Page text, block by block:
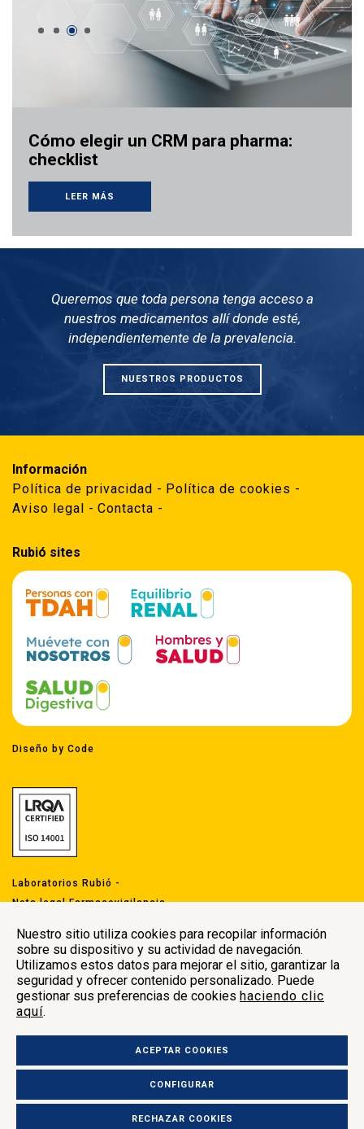
Cómo elegir un CRM para pharma:
checklist
LEER MÁS
Nuestro sitio utiliza cookies para recopilar información
sobre su dispositivo y su actividad de navegación.
Utilizamos estos datos para mejorar el sitio, garantizar la
seguridad y ofrecer contenido personalizado. Puede
gestionar sus preferencias de cookies haciendo clic
aquí.
ACEPTAR COOKIES
CONFIGURAR
RECHAZAR COOKIES
Queremos que toda persona tenga acceso a
nuestros medicamentos allí donde esté,
independientemente de la prevalencia.
NUESTROS PRODUCTOS
Información
Política de privacidad
Política de cookies
Aviso legal
Contacta
Rubió sites
Diseño by Code
Laboratorios Rubió -
Nota legal Farmacovigilancia-
Polígon Industrial Comte de Sert 08755
Castellbisbal, Barcelona (España)
labrubio@labrubio.com